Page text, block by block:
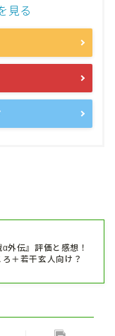
見る
外伝』評価と感想！
＋若干玄人向け？